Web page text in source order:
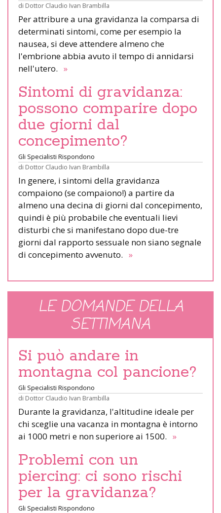
di Dottor Claudio Ivan Brambilla
Per attribure a una gravidanza la comparsa di
determinati sintomi, come per esempio la
nausea, si deve attendere almeno che
l'embrione abbia avuto il tempo di annidarsi
nell'utero. »
Sintomi di gravidanza:
possono comparire dopo
due giorni dal
concepimento?
Gli Specialisti Rispondono
di Dottor Claudio Ivan Brambilla
In genere, i sintomi della gravidanza
compaiono (se compaiono!) a partire da
almeno una decina di giorni dal concepimento,
quindi è più probabile che eventuali lievi
disturbi che si manifestano dopo due-tre
giorni dal rapporto sessuale non siano segnale
di concepimento avvenuto. »
LE DOMANDE DELLA
SETTIMANA
Si può andare in
montagna col pancione?
Gli Specialisti Rispondono
di Dottor Claudio Ivan Brambilla
Durante la gravidanza, l'altitudine ideale per
chi sceglie una vacanza in montagna è intorno
ai 1000 metri e non superiore ai 1500. »
Problemi con un
piercing: ci sono rischi
per la gravidanza?
Gli Specialisti Rispondono